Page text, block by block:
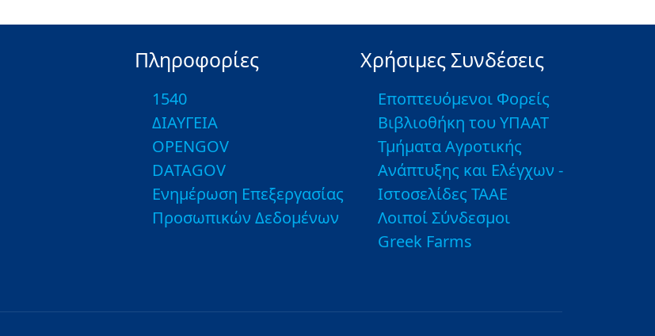
Πληροφορίες
1540
ΔΙΑΥΓΕΙΑ
OPENGOV
DATAGOV
Ενημέρωση Επεξεργασίας
Προσωπικών Δεδομένων
Χρήσιμες Συνδέσεις
Εποπτευόμενοι Φορείς
Βιβλιοθήκη του ΥΠΑΑΤ
Τμήματα Αγροτικής
Ανάπτυξης και Ελέγχων -
Ιστοσελίδες ΤΑΑΕ
Λοιποί Σύνδεσμοι
Greek Farms